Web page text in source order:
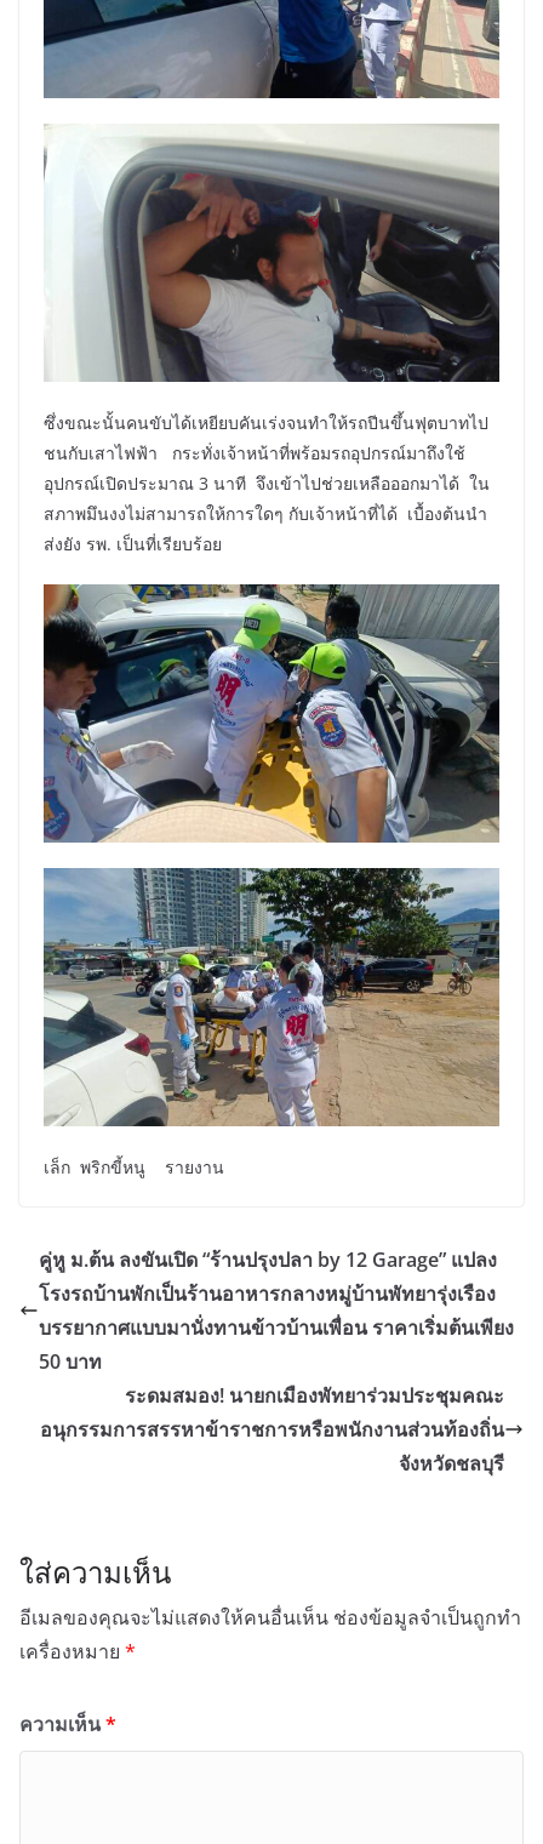
ซึ่งขณะนั้นคนขับได้เหยียบคันเร่งจนทำให้รถปีนขึ้นฟุตบาทไป
ชนกับเสาไฟฟ้า กระทั่งเจ้าหน้าที่พร้อมรถอุปกรณ์มาถึงใช้
อุปกรณ์เปิดประมาณ 3 นาที จึงเข้าไปช่วยเหลือออกมาได้ ใน
สภาพมึนงงไม่สามารถให้การใดๆ กับเจ้าหน้าที่ได้ เบื้องต้นนำ
ส่งยัง รพ. เป็นที่เรียบร้อย
เล็ก พริกขี้หนู รายงาน
คู่หู ม.ต้น ลงขันเปิด “ร้านปรุงปลา by 12 Garage” แปลง
โรงรถบ้านพักเป็นร้านอาหารกลางหมู่บ้านพัทยารุ่งเรือง
บรรยากาศแบบมานั่งทานข้าวบ้านเพื่อน ราคาเริ่มต้นเพียง
50 บาท
ระดมสมอง! นายกเมืองพัทยาร่วมประชุมคณะ
อนุกรรมการสรรหาข้าราชการหรือพนักงานส่วนท้องถิ่น
จังหวัดชลบุรี
ใส่ความเห็น
อีเมลของคุณจะไม่แสดงให้คนอื่นเห็น ช่องข้อมูลจำเป็นถูกทำ
เครื่องหมาย *
ความเห็น*